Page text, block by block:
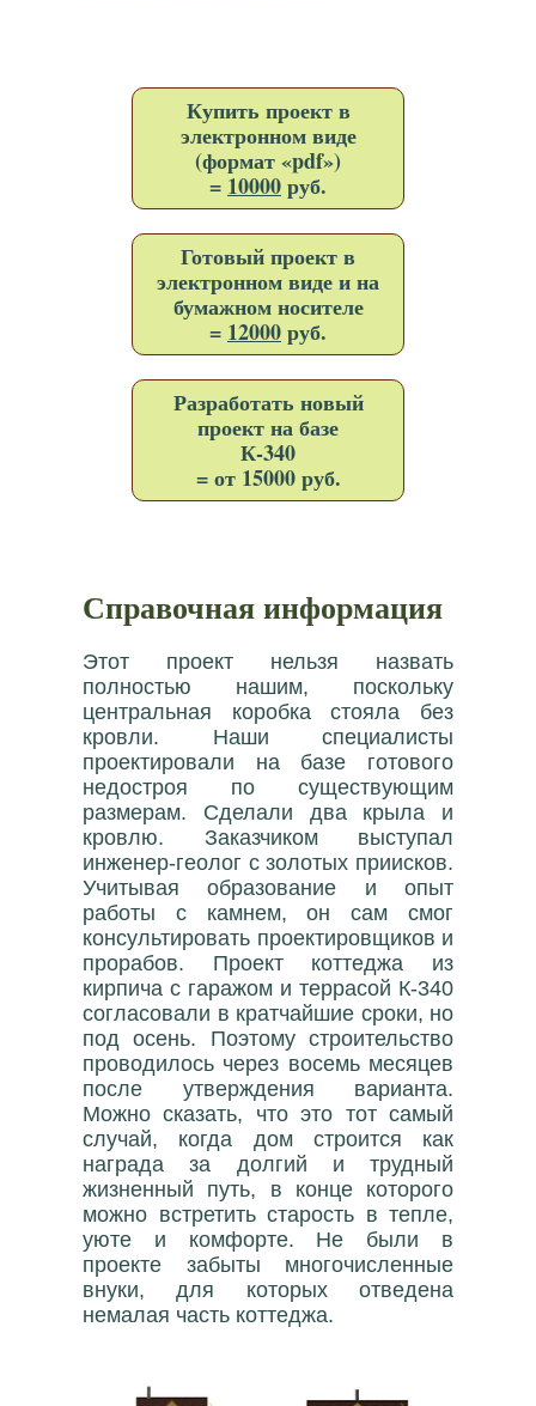
Купить проект в
электронном виде
(формат «pdf»)
= 10000руб.
Готовый проект в
электронном виде и на
бумажном носителе
= 12000руб.
Разработать новый
проект на базе
К-340
= от 15000 руб.
Справочная информация
Этот проект нельзя назвать
полностью нашим, поскольку
центральная коробка стояла без
кровли. Наши специалисты
проектировали на базе готового
недостроя по существующим
размерам. Сделали два крыла и
кровлю. Заказчиком выступал
инженер-геолог с золотых приисков.
Учитывая образование и опыт
работы с камнем, он сам смог
консультировать проектировщиков и
прорабов. Проект коттеджа из
кирпича с гаражом и террасой К-340
согласовали в кратчайшие сроки, но
под осень. Поэтому строительство
проводилось через восемь месяцев
после утверждения варианта.
Можно сказать, что это тот самый
случай, когда дом строится как
награда за долгий и трудный
жизненный путь, в конце которого
можно встретить старость в тепле,
уюте и комфорте. Не были в
проекте забыты многочисленные
внуки, для которых отведена
немалая часть коттеджа.